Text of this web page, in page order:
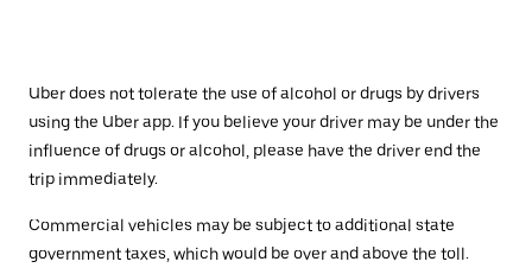
Uber does not tolerate the use of alcohol or drugs by drivers
using the Uber app. If you believe your driver may be under the
influence of drugs or alcohol, please have the driver end the
trip immediately.
Commercial vehicles may be subject to additional state
government taxes, which would be over and above the toll.